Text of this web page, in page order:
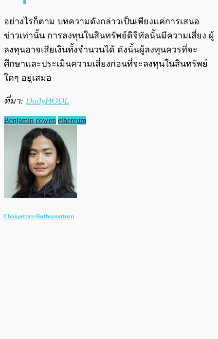
อย่างไรก็ตาม บทความดังกล่าวเป็นเพียงแค่การเสนอ
ข่าวเท่านั้น การลงทุนในสินทรัพย์ดิจิทัลนั้นมีความเสี่ยง ผู้
ลงทุนอาจเสียเงินทั้งจำนวนได้ ดังนั้นผู้ลงทุนควรที่จะ
ศึกษาและประเมินความเสี่ยงก่อนที่จะลงทุนในสินทรัพย์
ใดๆ อยู่เสมอ
ที่มา: DailyHODL
Benjamin cowen ethereum
Chaiyatorn Buthsoontorn